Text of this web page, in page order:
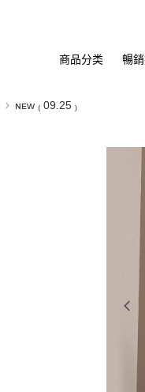
商品分类 暢
ɴᴇᴡ ₍ 09.25 ₎